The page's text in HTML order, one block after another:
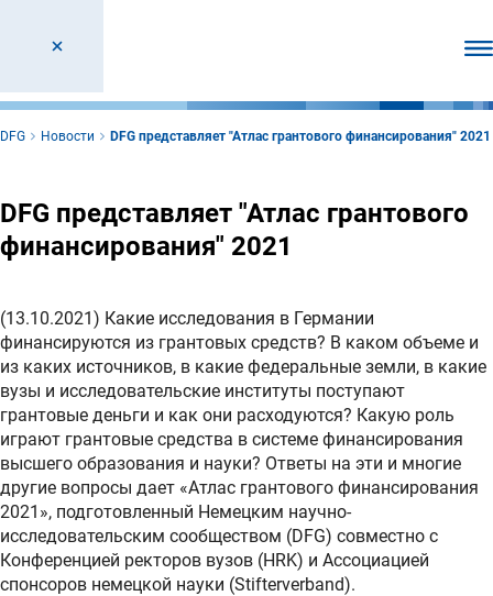
DFG Новости DFG представляет "Атлас грантового финансирования" 2021
DFG представляет "Атлас грантового
финансирования" 2021
(13.10.2021) Какие исследования в Германии
финансируются из грантовых средств? В каком объеме и
из каких источников, в какие федеральные земли, в какие
вузы и исследовательские институты поступают
грантовые деньги и как они расходуются? Какую роль
играют грантовые средства в системе финансирования
высшего образования и науки? Ответы на эти и многие
другие вопросы дает «Атлас грантового финансирования
2021», подготовленный Немецким научно-
исследовательским сообществом (DFG) совместно с
Конференцией ректоров вузов (HRK) и Ассоциацией
спонсоров немецкой науки (Stifterverband).